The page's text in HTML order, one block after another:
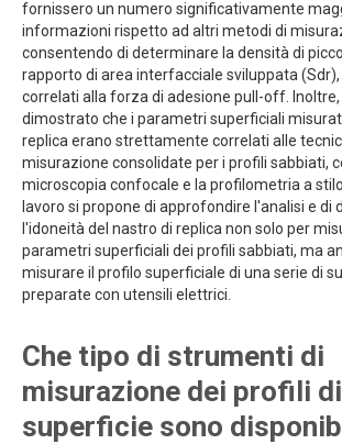
fornissero un numero significativamente
informazioni rispetto ad altri metodi di
consentendo di determinare la densità di picco
rapporto di area interfacciale sviluppata
correlati alla forza di adesione pull-off.
dimostrato che i parametri superficiali
replica erano strettamente correlati alle
misurazione consolidate per i profili sabbiati,
microscopia confocale e la profilometria a
lavoro si propone di approfondire l'analisi e di
l'idoneità del nastro di replica non solo per
parametri superficiali dei profili sabbiati, ma
misurare il profilo superficiale di una serie di
preparate con utensili elettrici.
Che tipo di strumenti di
misurazione dei profili di
superficie sono